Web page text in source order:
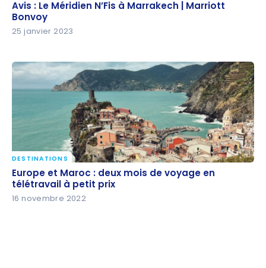
Bonvoy
Avis : Le Méridien N’Fis à Marrakech | Marriott
Bonvoy
25 janvier 2023
Europe et Maroc : deux mois de voyage en
télétravail à petit prix
DESTINATIONS
Europe et Maroc : deux mois de voyage en
télétravail à petit prix
16 novembre 2022